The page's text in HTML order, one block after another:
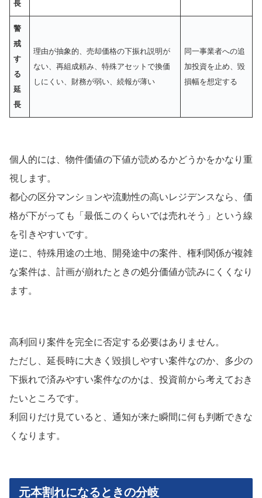
長
警
戒
す
る
延
長
理由が抽象的、売却価格の下振れ説明が
ない、再組成頼み、特殊アセットで換価
しにくい、財務が弱い、続報が薄い
同一事業者への追
加投資を止め、毀
損幅を想定する
個人的には、物件価値の下値が読めるかどうかをかなり重
視します。
都心の区分マンションや流動性の高いレジデンスなら、価
格が下がっても「最低このくらいでは売れそう」という線
を引きやすいです。
逆に、特殊用途の土地、開発途中の案件、権利関係が複雑
な案件は、計画が崩れたときの処分価値が読みにくくなり
ます。
高利回り案件を完全に否定する必要はありません。
ただし、延長時に大きく毀損しやすい案件なのか、多少の
下振れで済みやすい案件なのかは、投資前から考えておき
たいところです。
利回りだけ見ていると、通知が来た瞬間に何も判断できな
くなります。
元本割れになるときの分岐